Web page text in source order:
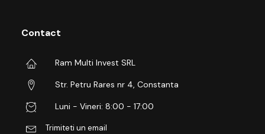
Contact
Ram Multi Invest SRL
Str. Petru Rares nr 4, Constanta
Luni - Vineri: 8:00 - 17:00
Trimiteti un email